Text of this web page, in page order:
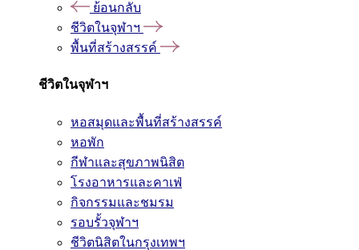
ย้อนกลับ
ชีวิตในจุฬาฯ
พื้นที่สร้างสรรค์
ชีวิตในจุฬาฯ
หอสมุดและพื้นที่สร้างสรรค์
หอพัก
กีฬาและสุขภาพนิสิต
โรงอาหารและคาเฟ่
กิจกรรมและชมรม
รอบรั้วจุฬาฯ
ชีวิตนิสิตในกรุงเทพฯ